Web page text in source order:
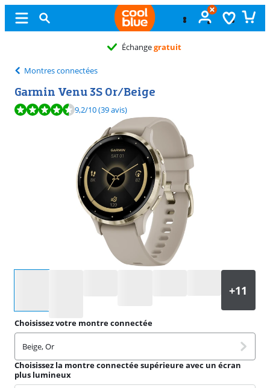
Échangegratuit
Montres connectées
Garmin Venu 3S Or/Beige
La note est de 9,2 sur 10, basée sur 39 avis.
9,2/10(39 avis)
Choisissez votre montre connectée
Beige, Or
Choisissez la montre connectée supérieure avec un écran
plus lumineux